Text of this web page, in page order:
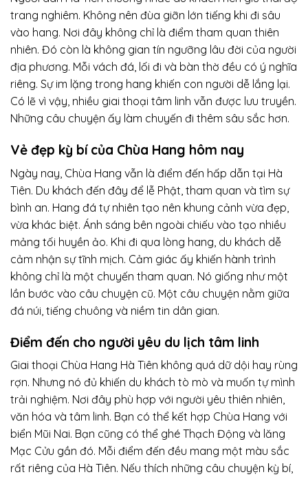
trang nghiêm. Không nên đùa giỡn lớn tiếng khi đi sâu
vào hang. Nơi đây không chỉ là điểm tham quan thiên
nhiên. Đó còn là không gian tín ngưỡng lâu đời của người
địa phương. Mỗi vách đá, lối đi và bàn thờ đều có ý nghĩa
riêng. Sự im lặng trong hang khiến con người dễ lắng lại.
Có lẽ vì vậy, nhiều giai thoại tâm linh vẫn được lưu truyền.
Những câu chuyện ấy làm chuyến đi thêm sâu sắc hơn.
Vẻ đẹp kỳ bí của Chùa Hang hôm nay
Ngày nay, Chùa Hang vẫn là điểm đến hấp dẫn tại Hà
Tiên. Du khách đến đây để lễ Phật, tham quan và tìm sự
bình an. Hang đá tự nhiên tạo nên khung cảnh vừa đẹp,
vừa khác biệt. Ánh sáng bên ngoài chiếu vào tạo nhiều
mảng tối huyền ảo. Khi đi qua lòng hang, du khách dễ
cảm nhận sự tĩnh mịch. Cảm giác ấy khiến hành trình
không chỉ là một chuyến tham quan. Nó giống như một
lần bước vào câu chuyện cũ. Một câu chuyện nằm giữa
đá núi, tiếng chuông và niềm tin dân gian.
Điểm đến cho người yêu du lịch tâm linh
Giai thoại Chùa Hang Hà Tiên không quá dữ dội hay rùng
rợn. Nhưng nó đủ khiến du khách tò mò và muốn tự mình
trải nghiệm. Nơi đây phù hợp với người yêu thiên nhiên,
văn hóa và tâm linh. Bạn có thể kết hợp Chùa Hang với
biển Mũi Nai. Bạn cũng có thể ghé Thạch Động và lăng
Mạc Cửu gần đó. Mỗi điểm đến đều mang một màu sắc
rất riêng của Hà Tiên. Nếu thích những câu chuyện kỳ bí,